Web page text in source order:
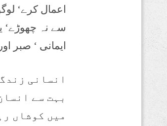
اعمال کرے‘
سے نہ
ایمانی ‘ صبر
انسانی
بہت سے
میں کوشاں